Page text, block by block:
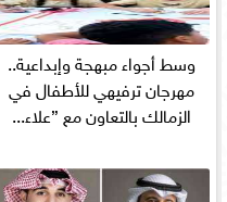
وسط أجواء مبهجة وإبداعية..
مهرجان ترفيهي للأطفال في
الزمالك بالتعاون مع ”علاء...